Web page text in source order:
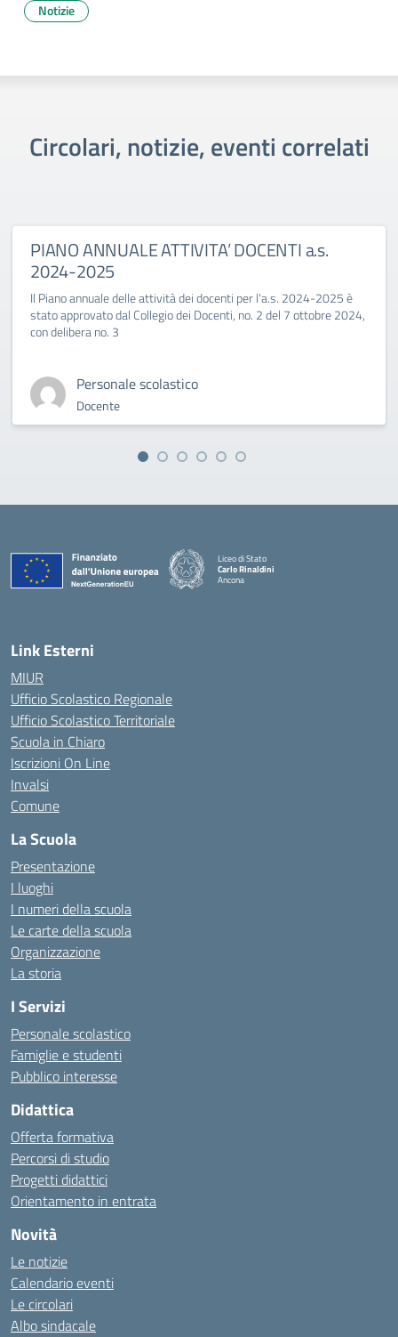
Notizie
Circolari, notizie, eventi correlati
PIANO ANNUALE ATTIVITA’ DOCENTI a.s.
2024-2025
Il Piano annuale delle attività dei docenti per l'a.s. 2024-2025 è
stato approvato dal Collegio dei Docenti, no. 2 del 7 ottobre 2024,
con delibera no. 3
Personale scolastico
Docente
Liceo di Stato
Carlo Rinaldini
Ancona
Link Esterni
MIUR
Ufficio Scolastico Regionale
Ufficio Scolastico Territoriale
Scuola in Chiaro
Iscrizioni On Line
Invalsi
Comune
La Scuola
Presentazione
I luoghi
I numeri della scuola
Le carte della scuola
Organizzazione
La storia
I Servizi
Personale scolastico
Famiglie e studenti
Pubblico interesse
Didattica
Offerta formativa
Percorsi di studio
Progetti didattici
Orientamento in entrata
Novità
Le notizie
Calendario eventi
Le circolari
Albo sindacale